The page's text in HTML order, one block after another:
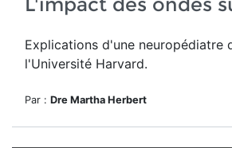
Explications d'une neuropédiatre
l'Université Harvard.
Par : Dre Martha Herbert